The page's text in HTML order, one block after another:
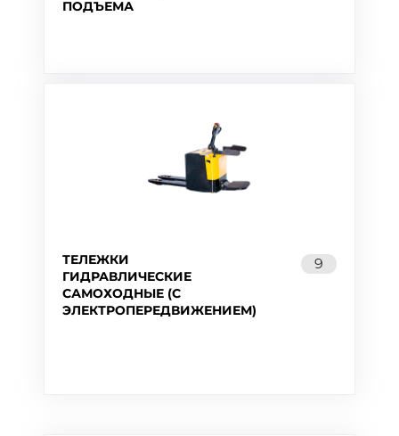
ПОДЪЕМА
ТЕЛЕЖКИ
ГИДРАВЛИЧЕСКИЕ
САМОХОДНЫЕ (C
ЭЛЕКТРОПЕРЕДВИЖЕНИЕМ)
9